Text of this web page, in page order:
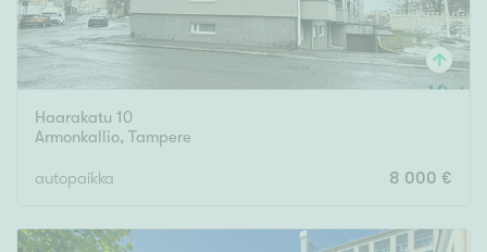
Haarakatu 10
Armonkallio, Tampere
autopaikka 8 000 €